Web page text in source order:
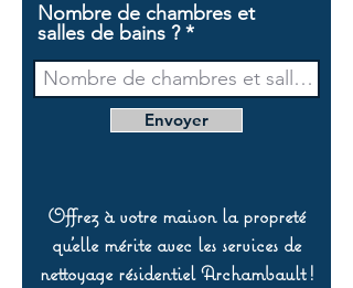
Nombre de chambres et
salles de bains ?
Envoyer
Offrez à votre maison la propreté
qu’elle mérite avec les services de
nettoyage résidentiel Archambault !